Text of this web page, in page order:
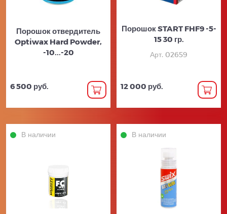
Порошок отвердитель
Optiwax Hard Powder,
-10...-20
6 500 руб.
Порошок START FHF9 -5-
15 30 гр.
Арт. 02659
12 000 руб.
В наличии В наличии